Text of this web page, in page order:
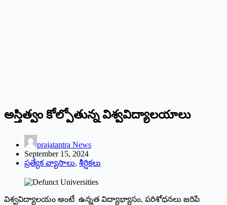
అస్తిత్వం కోల్పోతున్న విశ్వవిద్యాలయాలు
prajatantra News
September 15, 2024
ప్రత్యేక వ్యాసాలు, శీర్షికలు
విశ్వవిద్యాలయం అంటే ఉన్నత విద్యాభ్యాసం, పరిశోధనలు జరిపే